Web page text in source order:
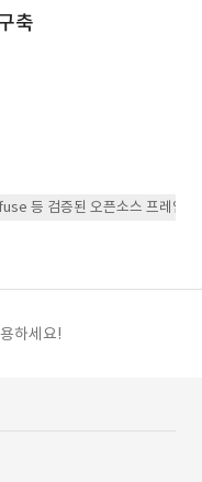
축
등 검증된 오픈소스 프레임워
하세요!